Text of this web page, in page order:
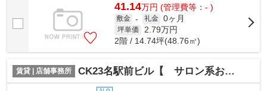
41.14万円 (管理費等：- )
敷金 - 礼金 0ヶ月
坪単価 2.79万円
2階 / 14.74坪(48.76㎡)
賃貸 | 店舗事務所 CK23名駅前ビル【 サロン系おすすめ 】